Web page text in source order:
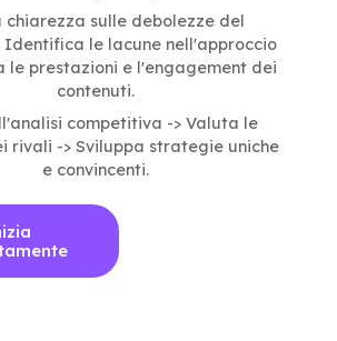
chiarezza sulle debolezze del
Identifica le lacune nell'approccio
le prestazioni e l'engagement dei
contenuti.
competitiva -> Valuta le
rivali -> Sviluppa strategie uniche
e convincenti.